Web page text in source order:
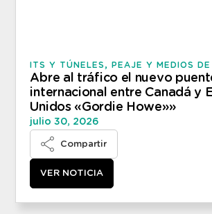
ITS Y TÚNELES ,PEAJE Y MEDIOS DE
Abre al tráfico el nuevo
internacional entre Canadá y
Unidos «Gordie Howe»»
julio 30, 2026
Compartir
VER NOTICIA